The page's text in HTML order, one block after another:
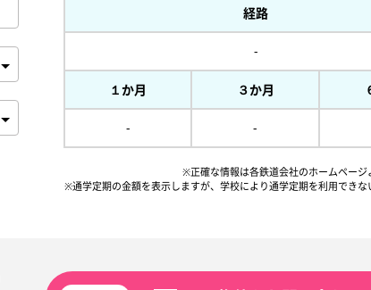
経路
-
１か月 ３か月
- -
※正確な情報は各鉄道会社のホームページ
※通学定期の金額を表示しますが、 学校により通学定期を利用でき